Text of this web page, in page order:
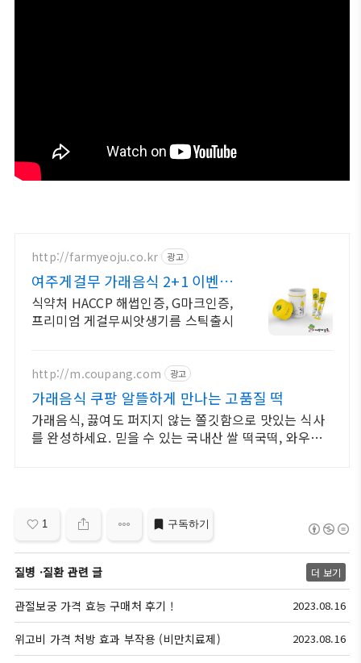
http://farmyeoju.co.kr 광고
여주게걸무 가래음식 2+1 이벤
트, 파우치증정
식약처 HACCP 해썹인증, G마크인증,
프리미엄 게걸무씨앗생기름 스틱출시
http://m.coupang.com 광고
가래음식 쿠팡 알뜰하게 만나는 고품질 떡
가래음식, 끓여도 퍼지지 않는 쫄깃함으로 맛있는 식사
를 완성하세요. 믿을 수 있는 국내산 쌀 떡국떡, 와우회
1 구독하기
질병 ·질환 관련 글 더 보기
관절보궁 가격 효능 구매처 후기 ! 2023.08.16
위고비 가격 처방 효과 부작용 (비만치료제) 2023.08.16